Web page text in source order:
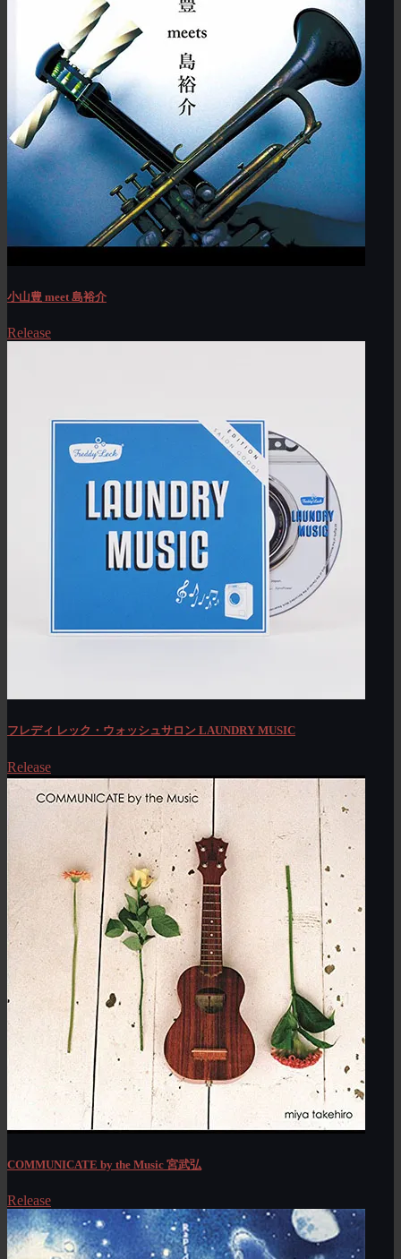
小山豊 meet 島裕介
Release
フレディ レック・ウォッシュサロン LAUNDRY MUSIC
Release
COMMUNICATE by the Music 宮武弘
Release